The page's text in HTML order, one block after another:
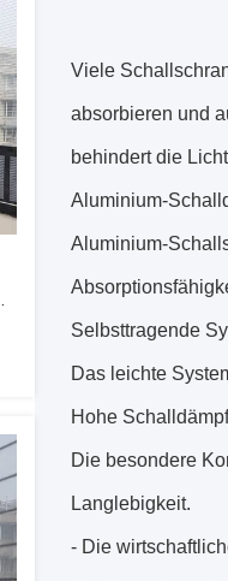
Viele
absorbieren und
behindert die
Aluminium-
Aluminium-
Selbsttragende
Das leichte
Hohe
Die besondere
Langlebigkeit.
- Die